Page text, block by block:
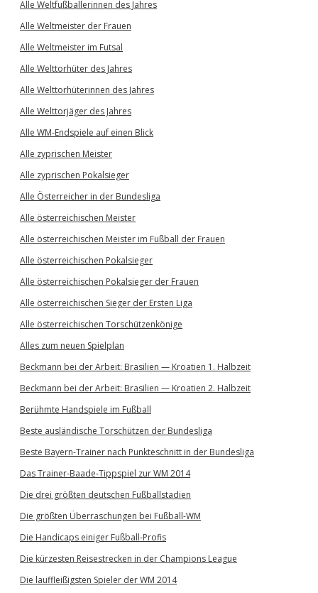
Alle Weltfußballerinnen des Jahres
Alle Weltmeister der Frauen
Alle Weltmeister im Futsal
Alle Welttorhüter des Jahres
Alle Welttorhüterinnen des Jahres
Alle Welttorjäger des Jahres
Alle WM-Endspiele auf einen Blick
Alle zyprischen Meister
Alle zyprischen Pokalsieger
Alle Österreicher in der Bundesliga
Alle österreichischen Meister
Alle österreichischen Meister im Fußball der Frauen
Alle österreichischen Pokalsieger
Alle österreichischen Pokalsieger der Frauen
Alle österreichischen Sieger der Ersten Liga
Alle österreichischen Torschützenkönige
Alles zum neuen Spielplan
Beckmann bei der Arbeit: Brasilien — Kroatien 1. Halbzeit
Beckmann bei der Arbeit: Brasilien — Kroatien 2. Halbzeit
Berühmte Handspiele im Fußball
Beste ausländische Torschützen der Bundesliga
Beste Bayern-Trainer nach Punkteschnitt in der Bundesliga
Das Trainer-Baade-Tippspiel zur WM 2014
Die drei größten deutschen Fußballstadien
Die größten Überraschungen bei Fußball-WM
Die Handicaps einiger Fußball-Profis
Die kürzesten Reisestrecken in der Champions League
Die lauffleißigsten Spieler der WM 2014